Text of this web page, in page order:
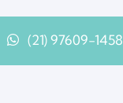
(21) 97609-1458